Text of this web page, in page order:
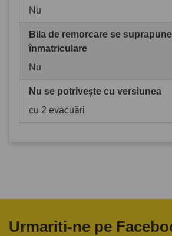
Nu
Bila de remorcare se
înmatriculare
Nu
Nu se potrivește cu versiunea
cu 2 evacuări
Urmariti-ne pe